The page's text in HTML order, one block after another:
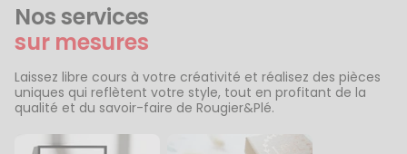
Nos services
sur mesures
Laissez libre cours à votre créativité et réalisez des pièces
uniques qui reflètent votre style, tout en profitant de la
qualité et du savoir-faire de Rougier&Plé.